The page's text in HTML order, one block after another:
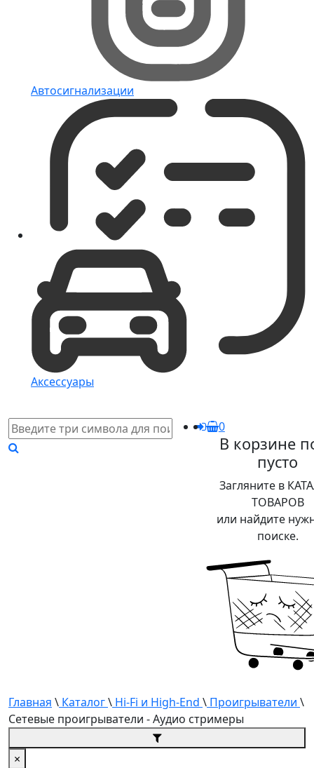
Автосигнализации
Аксессуары
0
В корзине
пусто
Загляните в
ТОВАРОВ
или найдите
поиске.
Главная \ Каталог\ Hi-Fi и High-End \ Проигрыватели \
Сетевые проигрыватели - Аудио стримеры
×